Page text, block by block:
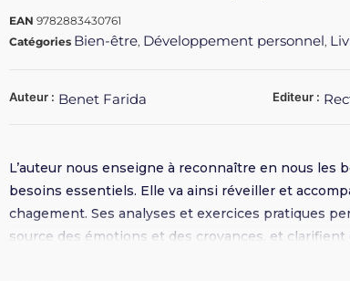
EAN9782883430761
Catégories Bien-être, Développement personnel,
Auteur : Benet Farida Editeur :
L’auteur nous enseigne à reconnaître en nous les
besoins essentiels. Elle va ainsi réveiller et
chagement. Ses analyses et exercices pratiques
source des émotions et des croyances, et